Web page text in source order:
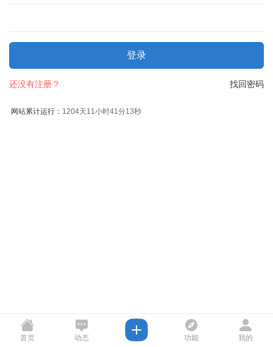
登录
找回密码
还没有注册？
网站累计运行： 1204天11小时41分13秒
首页 动态 功能 我的